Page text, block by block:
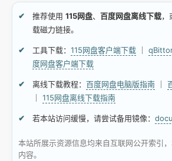
推荐使用 115网盘、 百度网盘离线下载，
载磁力链接。
工具下载： 115网盘客户端下载
度网盘客户端下载
离线下载教程： 百度网盘电脑版指南
115网盘离线下载指南
若本站访问缓慢，请尝试备用镜像：
本站所展示资源信息均来自互联网公开索引
内容。